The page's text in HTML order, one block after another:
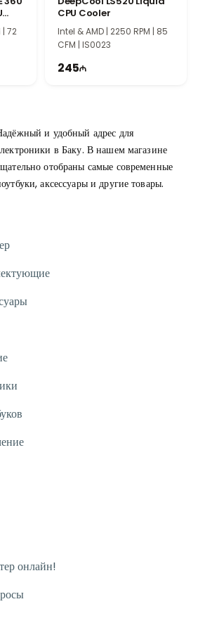
| 72
CPU Cooler
Intel & AMD | 2250 RPM | 85
CFM | IS0023
245
и удобный адрес для
в Баку. В нашем магазине
отобраны самые современные
аксессуары и другие товары.
онлайн!